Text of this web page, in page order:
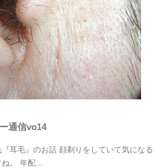
通信vo14
耳毛』のお話 顔剃りをしていて気になる
。 年配...